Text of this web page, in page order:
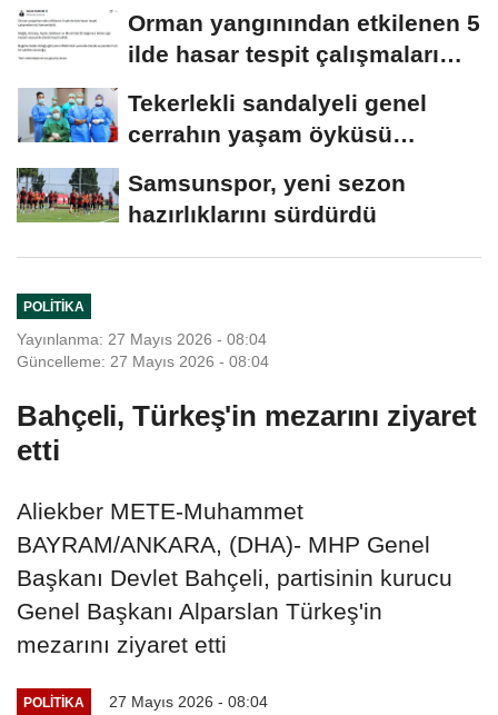
Orman yangınından etkilenen 5
ilde hasar tespit çalışmaları
Tekerlekli sandalyeli genel
cerrahın yaşam öyküsü
Samsunspor, yeni sezon
hazırlıklarını sürdürdü
POLITIKA
Yayınlanma: 27 Mayıs 2026 - 08:04
Güncelleme: 27 Mayıs 2026 - 08:04
Bahçeli, Türkeş'in mezarını ziyaret
etti
Aliekber METE-Muhammet
BAYRAM/ANKARA, (DHA)- MHP Genel
Başkanı Devlet Bahçeli, partisinin kurucu
Genel Başkanı Alparslan Türkeş'in
mezarını ziyaret etti
POLITIKA 27 Mayıs 2026 - 08:04